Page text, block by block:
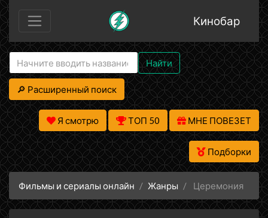
Кинобар
Найти
🔎 Расширенный поиск
Я смотрю ТОП 50 МНЕ ПОВЕЗЕТ
Подборки
Фильмы и сериалы онлайн Жанры Церемония